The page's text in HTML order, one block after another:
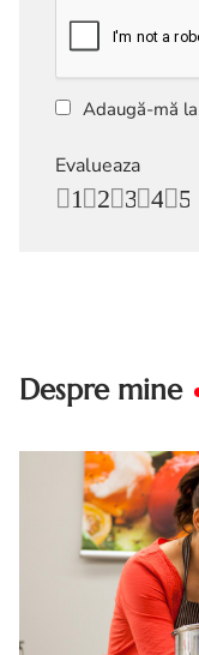
Adaugă-mă
Evalueaza
5
4
3
2
1
Despre mine